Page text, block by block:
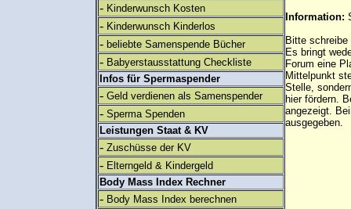
- Kinderwunsch Kosten
- Kinderwunsch Kinderlos
- beliebte Samenspende Bücher
- Babyerstausstattung Checkliste
Infos für Spermaspender
- Geld verdienen als Samenspender
- Sperma Spenden
Leistungen Staat & KV
- Zuschüsse der KV
- Elterngeld & Kindergeld
Body Mass Index Rechner
- Body Mass Index berechnen
Information:
Bitte
Es bringt
Forum eine
Mittelpunkt
Stelle,
hier fördern.
angezeigt.
ausgegeben.